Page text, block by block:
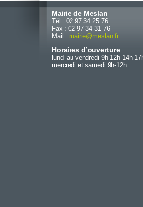
Mairie de Meslan
Tél : 02 97 34 25 76
Fax : 02 97 34 31 76
Mail : mairie@meslan.fr
Horaires d’ouverture
lundi au vendredi 9h-12h 14h-
mercredi et samedi 9h-12h